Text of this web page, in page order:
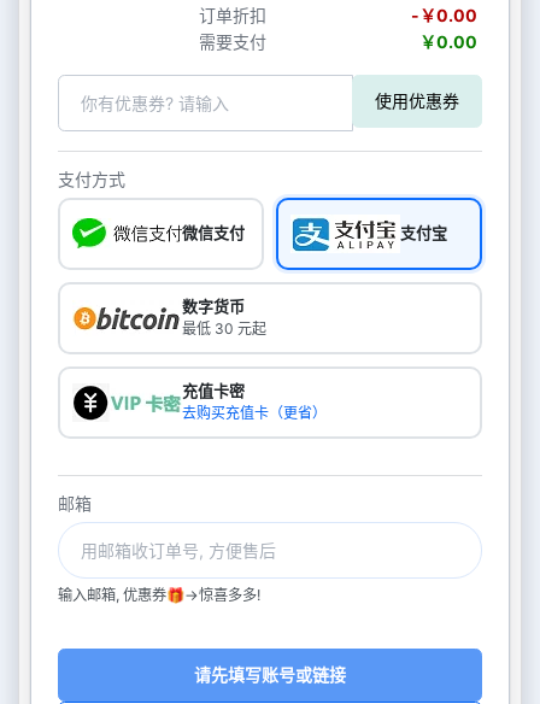
订单折扣
-￥0.00
需要支付
￥0.00
使用优惠券
支付方式
微信支付 支付宝
数字货币
最低 30 元起
充值卡密
去购买充值卡（更省）
邮箱
输入邮箱, 优惠券🎁->惊喜多多!
请先填写账号或链接